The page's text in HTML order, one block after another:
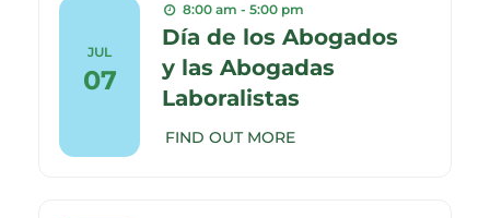
JUL
07
8:00 am - 5:00 pm
Día de los Abogados
y las Abogadas
Laboralistas
FIND OUT MORE